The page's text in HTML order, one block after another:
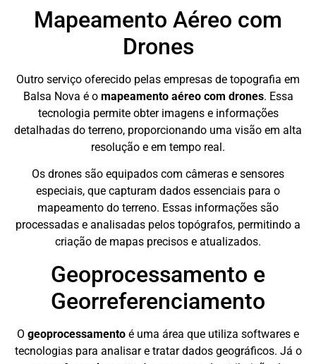
Mapeamento Aéreo com
Drones
Outro serviço oferecido pelas empresas de topografia em
Balsa Nova é o mapeamento aéreo com drones. Essa
tecnologia permite obter imagens e informações
detalhadas do terreno, proporcionando uma visão em alta
resolução e em tempo real.
Os drones são equipados com câmeras e sensores
especiais, que capturam dados essenciais para o
mapeamento do terreno. Essas informações são
processadas e analisadas pelos topógrafos, permitindo a
criação de mapas precisos e atualizados.
Geoprocessamento e
Georreferenciamento
O geoprocessamento é uma área que utiliza softwares e
tecnologias para analisar e tratar dados geográficos. Já o